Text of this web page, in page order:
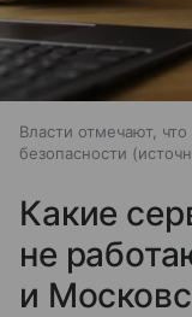
Власти отмечают,
безопасности
Какие
не
и